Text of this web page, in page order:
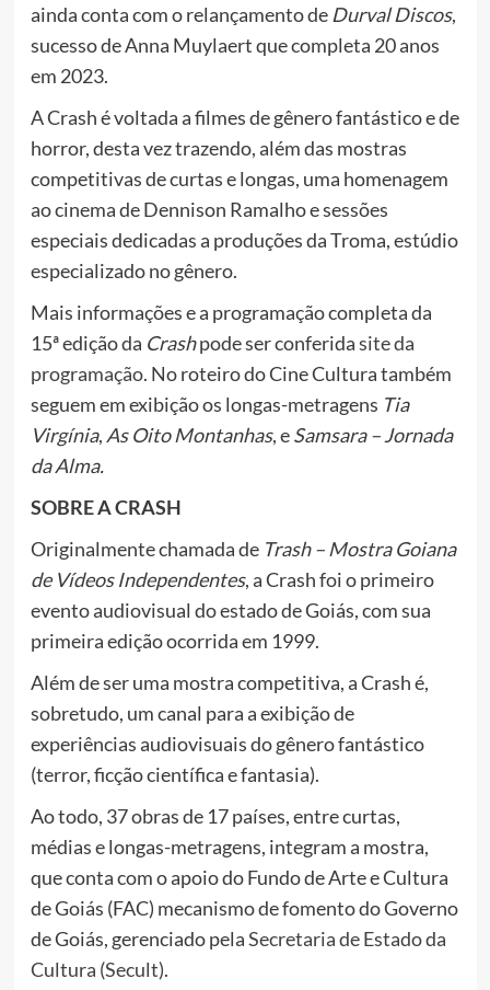
ainda conta com o relançamento de Durval Discos,
sucesso de Anna Muylaert que completa 20 anos
em 2023.
A Crash é voltada a filmes de gênero fantástico e de
horror, desta vez trazendo, além das mostras
competitivas de curtas e longas, uma homenagem
ao cinema de Dennison Ramalho e sessões
especiais dedicadas a produções da Troma, estúdio
especializado no gênero.
Mais informações e a programação completa da
15ª edição da Crashpode ser conferidasite da
programação. No roteiro do Cine Cultura também
seguem em exibição os longas-metragens Tia
Virgínia, As Oito Montanhas, eSamsara – Jornada
da Alma.
SOBRE A CRASH
Originalmente chamada de Trash – Mostra Goiana
de Vídeos Independentes, a Crash foi o primeiro
evento audiovisual do estado de Goiás, com sua
primeira edição ocorrida em 1999.
Além de ser uma mostra competitiva, a Crash é,
sobretudo, um canal para a exibição de
experiências audiovisuais do gênero fantástico
(terror, ficção científica e fantasia).
Ao todo, 37 obras de 17 países, entre curtas,
médias e longas-metragens, integram a mostra,
que conta com o apoio do Fundo de Arte e Cultura
de Goiás (FAC) mecanismo de fomento do Governo
de Goiás, gerenciado pelaSecretaria de Estado da
Cultura (Secult).